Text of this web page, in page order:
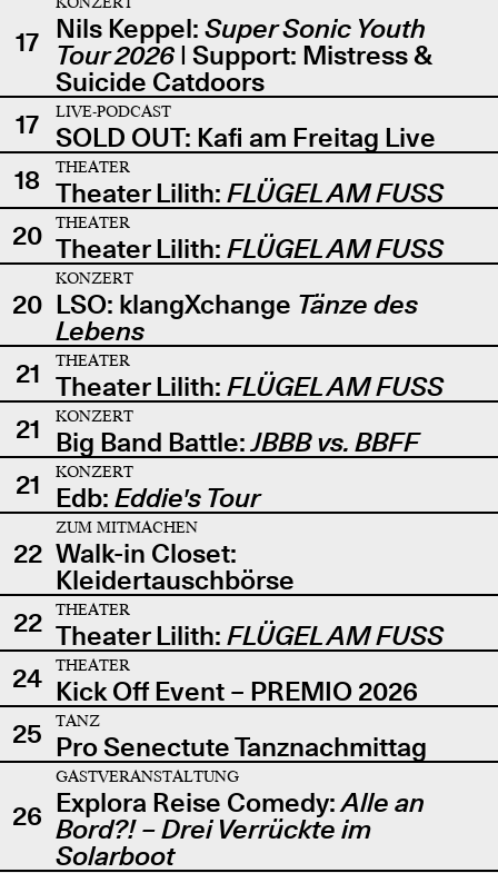
17 Nils Keppel: Super Sonic Youth
Tour 2026| Support: Mistress &
Suicide Catdoors
17
LIVE-PODCAST
SOLD OUT: Kafi am Freitag Live
18
THEATER
Theater Lilith: FLÜGEL AM FUSS
20
THEATER
Theater Lilith: FLÜGEL AM FUSS
20
KONZERT
LSO: klangXchange Tänze des
Lebens
21
THEATER
Theater Lilith: FLÜGEL AM FUSS
21
KONZERT
Big Band Battle:JBBB vs. BBFF
21
KONZERT
Edb: Eddie's Tour
22
ZUM MITMACHEN
Walk-in Closet:
Kleidertauschbörse
22
THEATER
Theater Lilith: FLÜGEL AM FUSS
24
THEATER
Kick Off Event – PREMIO 2026
25
TANZ
Pro Senectute Tanznachmittag
26
GASTVERANSTALTUNG
Explora Reise Comedy:Alle an
Bord?! – Drei Verrückte im
Solarboot